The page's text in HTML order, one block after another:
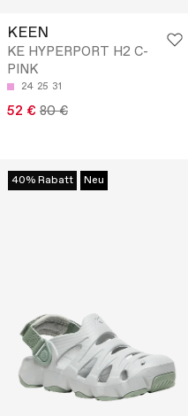
KEEN
KE HYPERPORT H2 C-
PINK
24 25 31
52 € 80 €
40% Rabatt Neu